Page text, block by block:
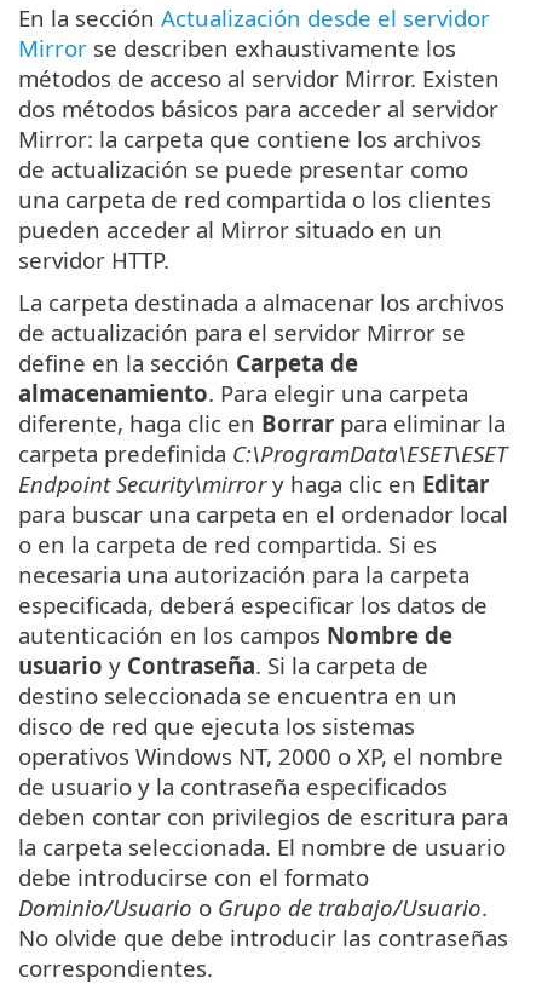
En la sección Actualización desde el servidor
Mirror se describen exhaustivamente los
métodos de acceso al servidor Mirror. Existen
dos métodos básicos para acceder al servidor
Mirror: la carpeta que contiene los archivos
de actualización se puede presentar como
una carpeta de red compartida o los clientes
pueden acceder al Mirror situado en un
servidor HTTP.
La carpeta destinada a almacenar los archivos
de actualización para el servidor Mirror se
define en la sección Carpeta de
almacenamiento. Para elegir una carpeta
diferente, haga clic en Borrar para eliminar la
carpeta predefinida C:\ProgramData\ESET\ESET
Endpoint Security\mirrory haga clic en Editar
para buscar una carpeta en el ordenador local
o en la carpeta de red compartida. Si es
necesaria una autorización para la carpeta
especificada, deberá especificar los datos de
autenticación en los campos Nombre de
usuario y Contraseña. Si la carpeta de
destino seleccionada se encuentra en un
disco de red que ejecuta los sistemas
operativos Windows NT, 2000 o XP, el nombre
de usuario y la contraseña especificados
deben contar con privilegios de escritura para
la carpeta seleccionada. El nombre de usuario
debe introducirse con el formato
Dominio/Usuario o Grupo de trabajo/Usuario.
No olvide que debe introducir las contraseñas
correspondientes.